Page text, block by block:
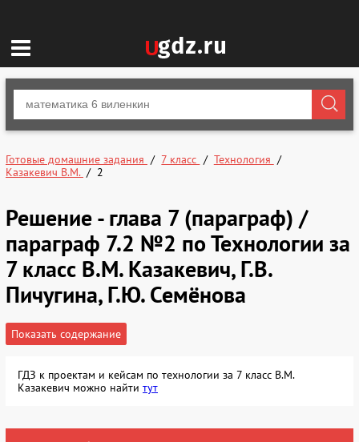
Готовые домашние задания 7 класс
Технология
Казакевич В.М.
2
Решение - глава 7 (параграф) /
параграф 7.2 №2 по Технологии за
7 класс В.М. Казакевич, Г.В.
Пичугина, Г.Ю. Семёнова
Показать содержание
ГДЗ к проектам и кейсам по технологии за 7 класс В.М.
Казакевич можно найти тут